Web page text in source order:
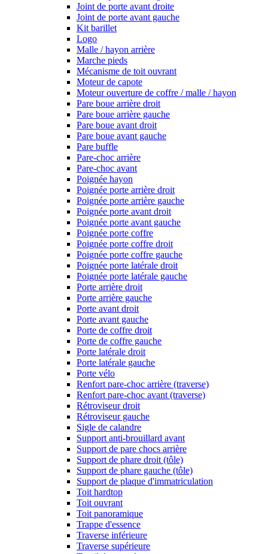
Joint de porte avant droite
Joint de porte avant gauche
Kit barillet
Logo
Malle / hayon arrière
Marche pieds
Mécanisme de toit ouvrant
Moteur de capote
Moteur ouverture de coffre / malle / hayon
Pare boue arrière droit
Pare boue arrière gauche
Pare boue avant droit
Pare boue avant gauche
Pare buffle
Pare-choc arrière
Pare-choc avant
Poignée hayon
Poignée porte arrière droit
Poignée porte arrière gauche
Poignée porte avant droit
Poignée porte avant gauche
Poignée porte coffre
Poignée porte coffre droit
Poignée porte coffre gauche
Poignée porte latérale droit
Poignée porte latérale gauche
Porte arrière droit
Porte arrière gauche
Porte avant droit
Porte avant gauche
Porte de coffre droit
Porte de coffre gauche
Porte latérale droit
Porte latérale gauche
Porte vélo
Renfort pare-choc arrière (traverse)
Renfort pare-choc avant (traverse)
Rétroviseur droit
Rétroviseur gauche
Sigle de calandre
Support anti-brouillard avant
Support de pare chocs arrière
Support de phare droit (tôle)
Support de phare gauche (tôle)
Support de plaque d'immatriculation
Toit hardtop
Toit ouvrant
Toit panoramique
Trappe d'essence
Traverse inférieure
Traverse supérieure